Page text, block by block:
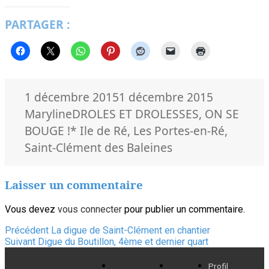
PARTAGER :
Publié
le
1 décembre 20151 décembre 2015
MarylineCatégories
DROLES ET DROLESSES, ON SE
BOUGE !Mots-
clés
* Ile de Ré, Les Portes-en-Ré,
Saint-Clément des Baleines
Laisser un commentaire
Vous devez vous connecter pour publier un commentaire.
Navigation
de
Précédent Article
précédent :
La digue de Saint-Clément en chantier
Suivant Article
Digue du Boutillon, 4ème et dernier quart
Profil